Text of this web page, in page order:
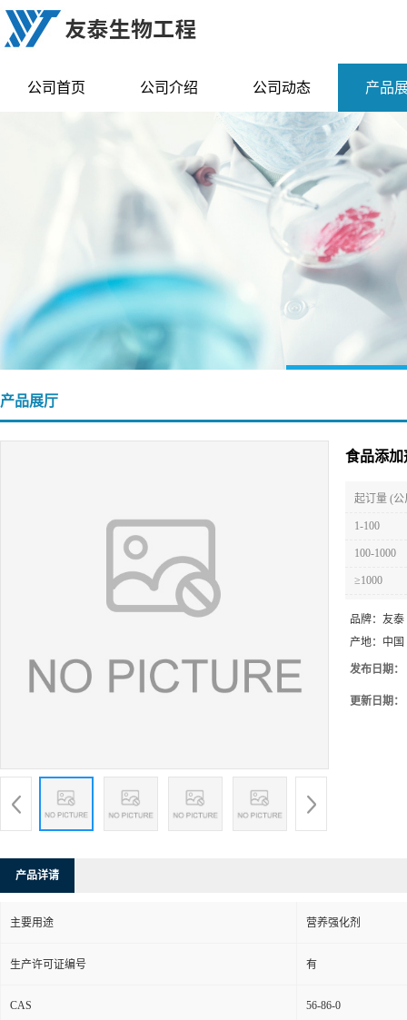
公司首页 公司介绍 公司动态 产品
产品展厅
食品添
起订量 (公
1-100
100-1000
≥1000
品牌： 友泰
产地： 中国
发布日期：
更新日期：
产品详请
主要用途 营养强化剂
生产许可证编号 有
CAS 56-86-0